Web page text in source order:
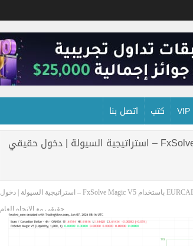
كتب اتصل بنا
تحليل صفقة EURCAD باستخدام FxSolve Magic V5 – استراتيجية السيولة | دخول حقيقي
تحليل صفقة EURCAD باستخدام FxSolve Magic V5 – استراتيجية السيولة | دخول
حقيقي مع الاتجاه العام